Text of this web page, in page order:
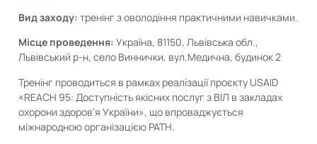
Вид заходу: тренінг з оволодіння практичними навичками.
Місце проведення: Україна, 81150, Львівська обл.,
Львівський р-н, село Виннички, вул.Медична, будинок 2
Тренінг проводиться в рамках реалізації проєкту USAID
«REACH 95: Доступність якісних послуг з ВІЛ в закладах
охорони здоров’я України», що впроваджується
міжнародною організацією PATH.